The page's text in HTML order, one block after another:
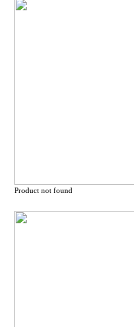
Product not found